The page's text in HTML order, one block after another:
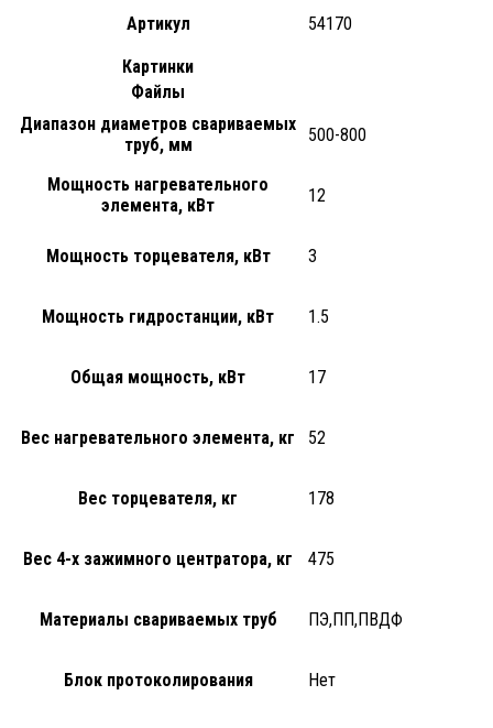
Артикул 54170
Картинки
Файлы
Диапазон диаметров свариваемых
труб, мм
500-800
Мощность нагревательного
элемента, кВт
12
Мощность торцевателя, кВт 3
Мощность гидростанции, кВт 1.5
Общая мощность, кВт 17
Вес нагревательного элемента, кг 52
Вес торцевателя, кг 178
Вес 4-х зажимного центратора, кг 475
Материалы свариваемых труб ПЭ,ПП,ПВДФ
Блок протоколирования Нет